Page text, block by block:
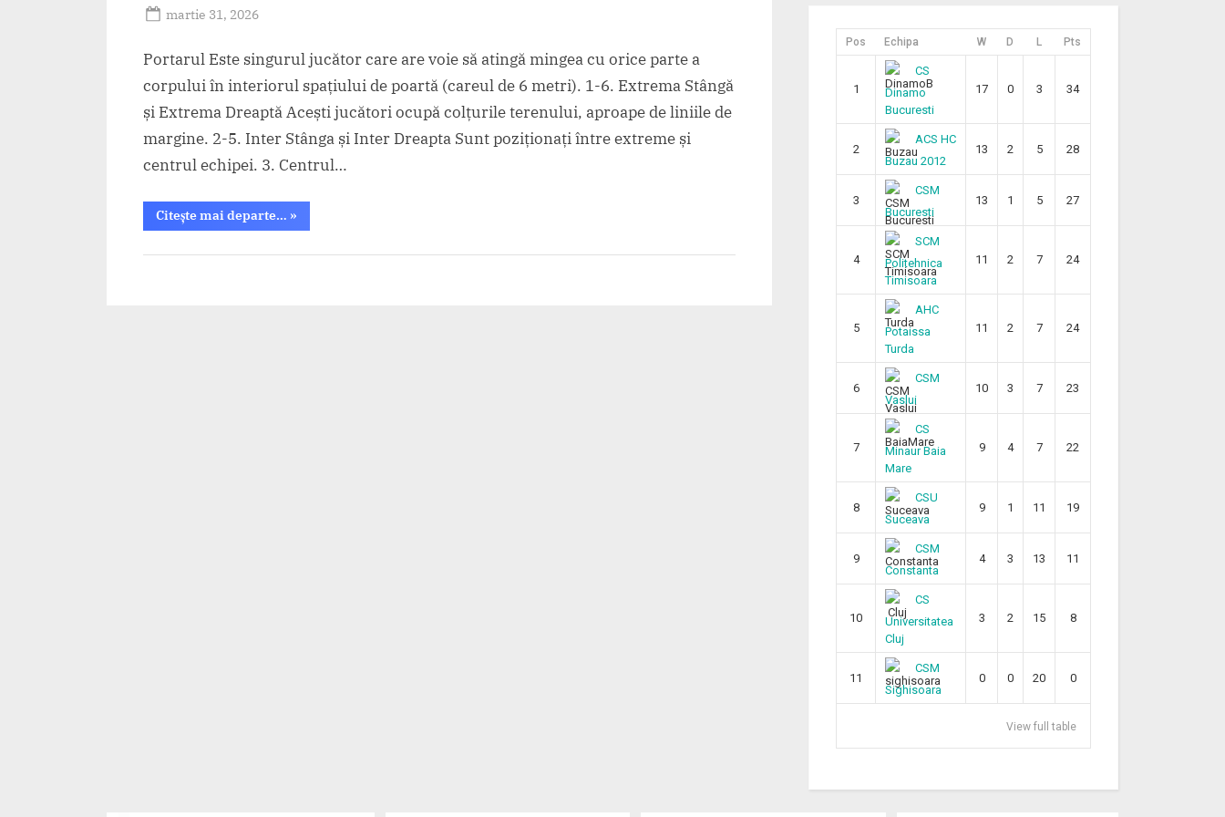
Posted
martie 31, 2026
Portarul Este singurul jucător care are voie să atingă mingea cu orice parte a
corpului în interiorul spațiului de poartă (careul de 6 metri). 1-6. Extrema Stângă
și Extrema Dreaptă Acești jucători ocupă colțurile terenului, aproape de liniile de
margine. 2-5. Inter Stânga și Inter Dreapta Sunt poziționați între extreme și
centrul echipei. 3. Centrul…
Citește mai departe… “Poziții
handbal”
»
Pos Echipa W D L Pts
1
CS
Dinamo
Bucuresti
17 0 3 34
2
ACS HC
Buzau 2012
13 2 5 28
3
CSM
Bucuresti
13 1 5 27
4
SCM
Politehnica
Timisoara
11 2 7 24
5
AHC
Potaissa
Turda
11 2 7 24
6
CSM
Vaslui
10 3 7 23
7
CS
Minaur Baia
Mare
9 4 7 22
8
CSU
Suceava
9 1 11 19
9
CSM
Constanta
4 3 13 11
10
CS
Universitatea
Cluj
3 2 15 8
11
CSM
Sighisoara
0 0 20 0
View full table